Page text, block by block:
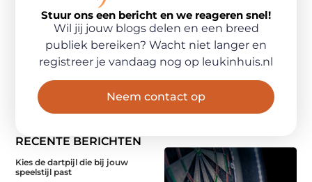
RECENTE BERICHTEN
Kies de dartpijl die bij jouw
speelstijl past
Stuur ons een bericht en we reageren snel!
Wil jij jouw blogs delen en een breed
publiek bereiken? Wacht niet langer en
registreer je vandaag nog op leukinhuis.nl
Neem contact op